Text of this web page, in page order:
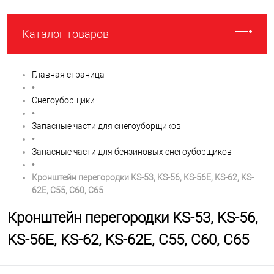
Каталог товаров
Главная страница
•
Снегоуборщики
•
Запасные части для снегоуборщиков
•
Запасные части для бензиновых снегоуборщиков
•
Кронштейн перегородки KS-53, KS-56, KS-56E, KS-62, KS-
62E, C55, С60, C65
Кронштейн перегородки KS-53, KS-56,
KS-56E, KS-62, KS-62E, C55, С60, C65